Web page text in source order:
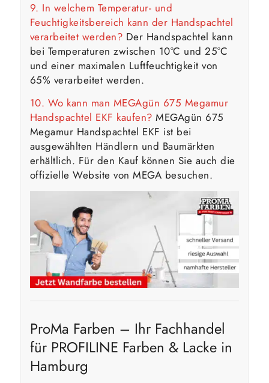
9. In welchem Temperatur- und
Feuchtigkeitsbereich kann der Handspachtel
verarbeitet werden? Der Handspachtel kann
bei Temperaturen zwischen 10°C und 25°C
und einer maximalen Luftfeuchtigkeit von
65% verarbeitet werden.
10. Wo kann man MEGAgün 675 Megamur
Handspachtel EKF kaufen? MEGAgün 675
Megamur Handspachtel EKF ist bei
ausgewählten Händlern und Baumärkten
erhältlich. Für den Kauf können Sie auch die
offizielle Website von MEGA besuchen.
ProMa Farben – Ihr Fachhandel
für PROFILINE Farben & Lacke in
Hamburg